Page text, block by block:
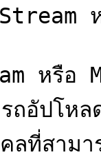
หรือ
ถอัปโห
ลที่สามา